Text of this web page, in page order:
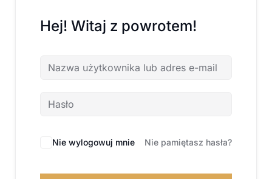
Hej! Witaj z powrotem!
Nie wylogowuj mnie Nie pamiętasz hasła?